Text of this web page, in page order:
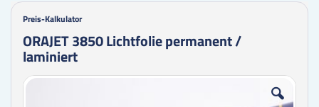
Preis-Kalkulator
ORAJET 3850 Lichtfolie permanent /
laminiert
Zum
Zum